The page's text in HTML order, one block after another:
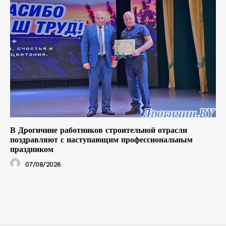
В Дрогичине работников строительной отрасли
поздравляют с наступающим профессиональным
праздником
07/08/2026